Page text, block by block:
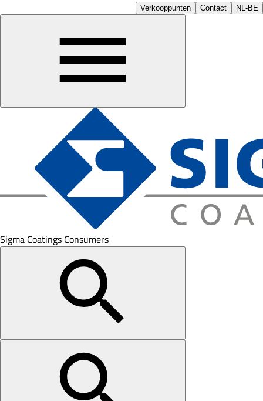
Verkooppunten Contact NL-BE
Sigma Coatings Consumers